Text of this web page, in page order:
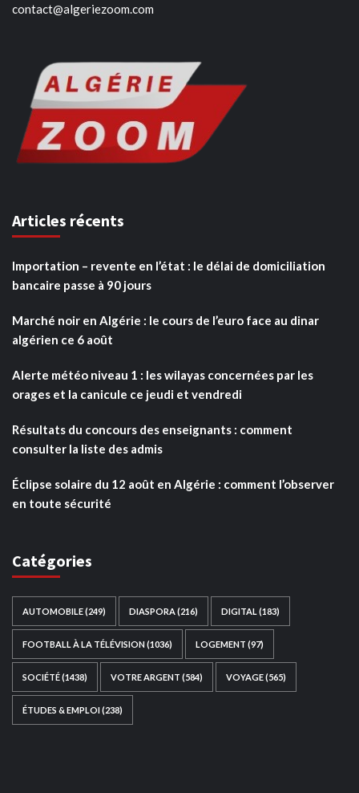
contact@algeriezoom.com
Articles récents
Importation – revente en l’état : le délai de domiciliation
bancaire passe à 90 jours
Marché noir en Algérie : le cours de l’euro face au dinar
algérien ce 6 août
Alerte météo niveau 1 : les wilayas concernées par les
orages et la canicule ce jeudi et vendredi
Résultats du concours des enseignants : comment
consulter la liste des admis
Éclipse solaire du 12 août en Algérie : comment l’observer
en toute sécurité
Catégories
AUTOMOBILE(249) DIASPORA (216) DIGITAL (183)
FOOTBALL À LA TÉLÉVISION(1036) LOGEMENT (97)
SOCIÉTÉ(1438) VOTRE ARGENT (584) VOYAGE(565)
ÉTUDES & EMPLOI(238)